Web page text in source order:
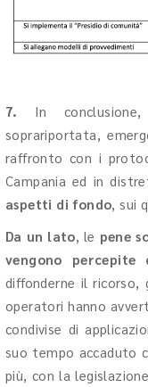
7. In
soprariportata,
raffronto con i
Campania ed in
aspetti di fondo , sui
Da un lato , le pene
vengono
diffonderne il ricorso,
operatori hanno
condivise di
suo tempo accaduto
più, con la